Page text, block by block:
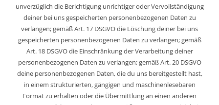
unverzüglich die Berichtigung unrichtiger oder Vervollständigung
deiner bei uns gespeicherten personenbezogenen Daten zu
verlangen; gemäß Art. 17 DSGVO die Löschung deiner bei uns
gespeicherten personenbezogenen Daten zu verlangen; gemäß
Art. 18 DSGVO die Einschränkung der Verarbeitung deiner
personenbezogenen Daten zu verlangen; gemäß Art. 20 DSGVO
deine personenbezogenen Daten, die du uns bereitgestellt hast,
in einem strukturierten, gängigen und maschinenlesebaren
Format zu erhalten oder die Übermittlung an einen anderen